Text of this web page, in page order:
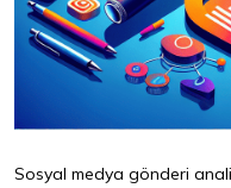
Sosyal medya gönderi